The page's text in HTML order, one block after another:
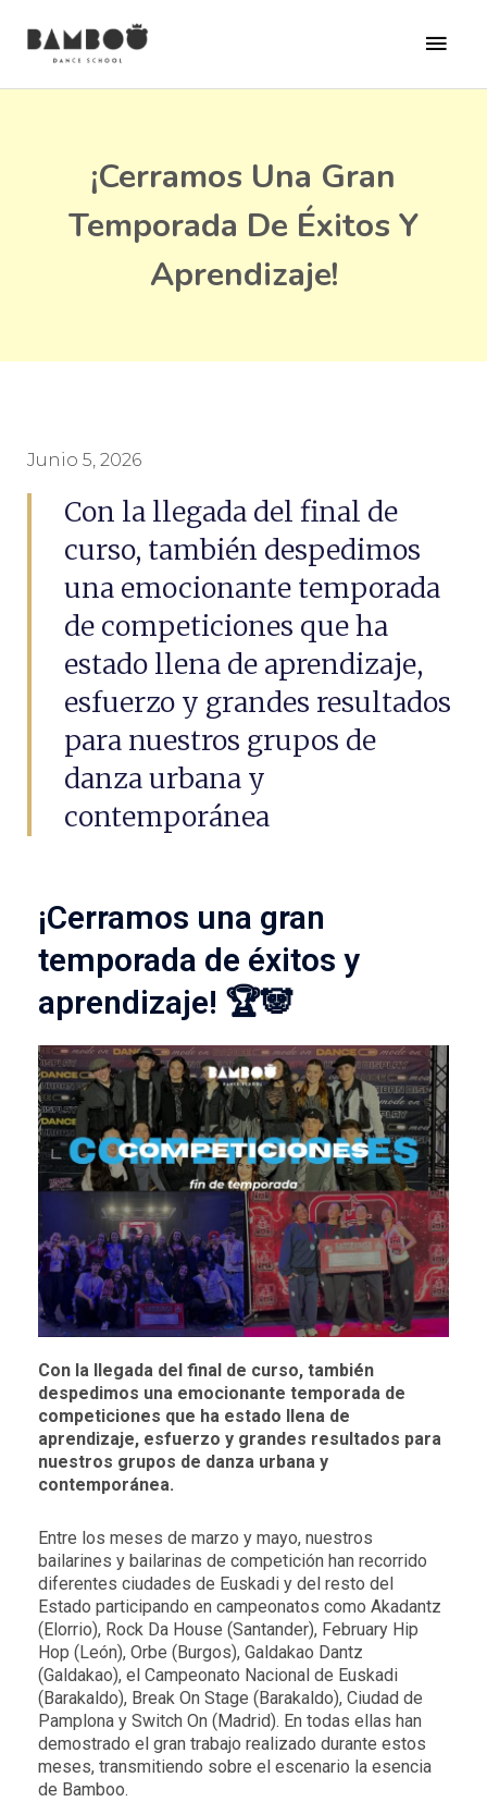
contenido
¡Cerramos Una Gran
Temporada De Éxitos Y
Aprendizaje!
Junio 5, 2026
Con la llegada del final de
curso, también despedimos
una emocionante temporada
de competiciones que ha
estado llena de aprendizaje,
esfuerzo y grandes resultados
para nuestros grupos de
danza urbana y
contemporánea
¡Cerramos una gran
temporada de éxitos y
aprendizaje! 🏆🐼
Con la llegada del final de curso, también
despedimos una emocionante temporada de
competiciones que ha estado llena de
aprendizaje, esfuerzo y grandes resultados para
nuestros grupos de danza urbana y
contemporánea.
Entre los meses de marzo y mayo, nuestros
bailarines y bailarinas de competición han recorrido
diferentes ciudades de Euskadi y del resto del
Estado participando en campeonatos como Akadantz
(Elorrio), Rock Da House (Santander), February Hip
Hop (León), Orbe (Burgos), Galdakao Dantz
(Galdakao), el Campeonato Nacional de Euskadi
(Barakaldo), Break On Stage (Barakaldo), Ciudad de
Pamplona y Switch On (Madrid). En todas ellas han
demostrado el gran trabajo realizado durante estos
meses, transmitiendo sobre el escenario la esencia
de Bamboo.